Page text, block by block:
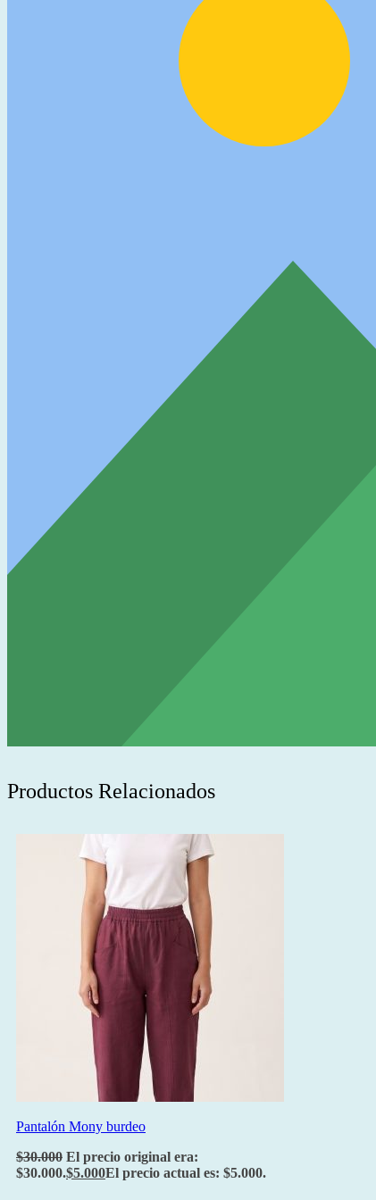
Productos Relacionados
Pantalón Mony burdeo
$30.000 El precio original era:
$30.000.$5.000El precio actual es: $5.000.